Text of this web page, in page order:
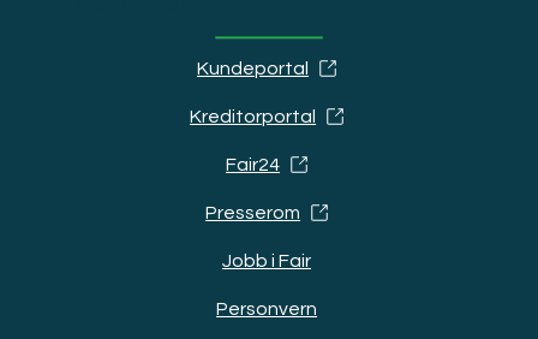
Kundeportal
Kreditorportal
Fair24
Presserom
Jobb i Fair
Personvern